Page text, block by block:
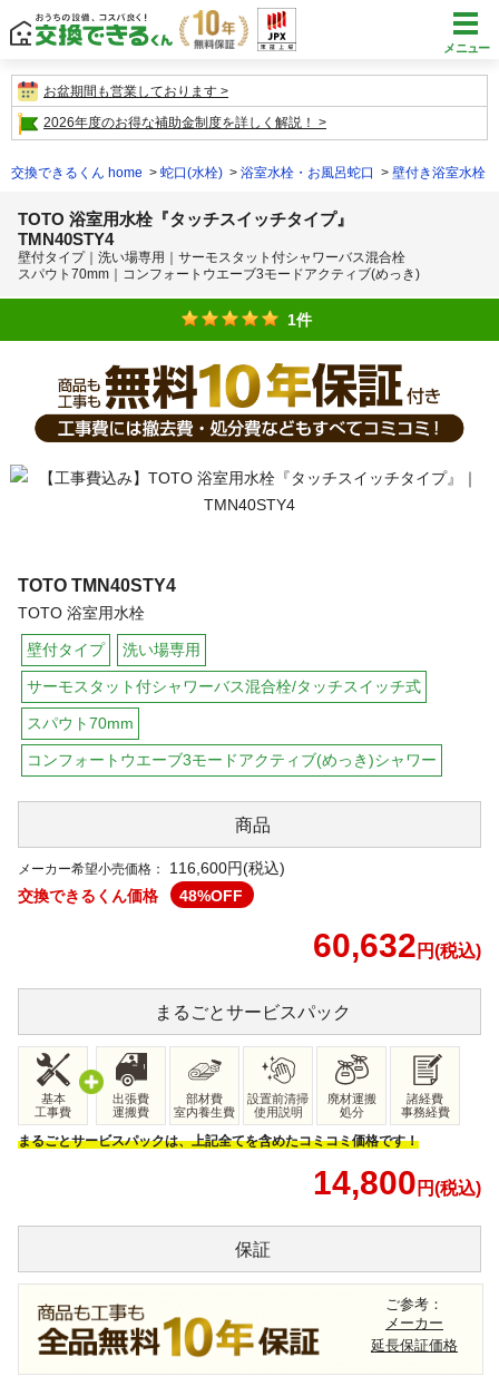
メニュー
お盆期間も営業しております
2026年度のお得な補助金制度を詳しく解説！
交換できるくん home 蛇口(水栓) 浴室水栓・お風呂蛇口 壁付き浴室水栓
TOTO 浴室用水栓『タッチスイッチタイプ』
TMN40STY4
壁付タイプ｜洗い場専用｜サーモスタット付シャワーバス混合栓
スパウト70mm｜コンフォートウエーブ3モードアクティブ(めっき)
1件
TOTO TMN40STY4
TOTO 浴室用水栓
壁付タイプ 洗い場専用
サーモスタット付シャワーバス混合栓/タッチスイッチ式
スパウト70mm
コンフォートウエーブ3モードアクティブ(めっき)シャワー
商品
メーカー希望小売価格：
116,600円(税込)
交換できるくん価格
48%OFF
60,632 円(税込)
まるごとサービスパック
基本
工事費
出張費
運搬費
部材費
室内養生費
設置前清掃
使用説明
廃材運搬
処分
諸経費
事務経費
まるごとサービスパックは、上記全てを含めたコミコミ価格です！
14,800 円(税込)
保証
ご参考：
メーカー
延長保証価格